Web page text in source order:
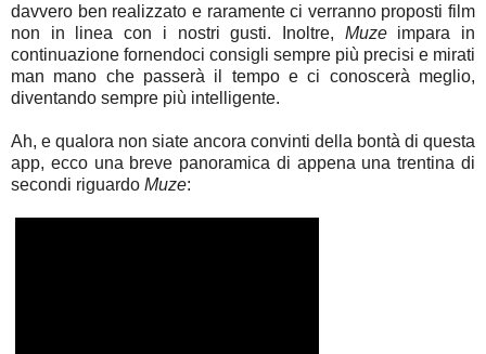
davvero ben realizzato e raramente ci verranno proposti film
non in linea con i nostri gusti. Inoltre, Muze impara in
continuazione fornendoci consigli sempre più precisi e mirati
man mano che passerà il tempo e ci conoscerà meglio,
diventando sempre più intelligente.
Ah, e qualora non siate ancora convinti della bontà di questa
app, ecco una breve panoramica di appena una trentina di
secondi riguardo Muze: